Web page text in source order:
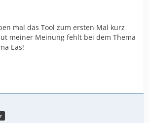
mal das Tool zum ersten Mal kurz
meiner Meinung fehlt bei dem Thema
Eas!